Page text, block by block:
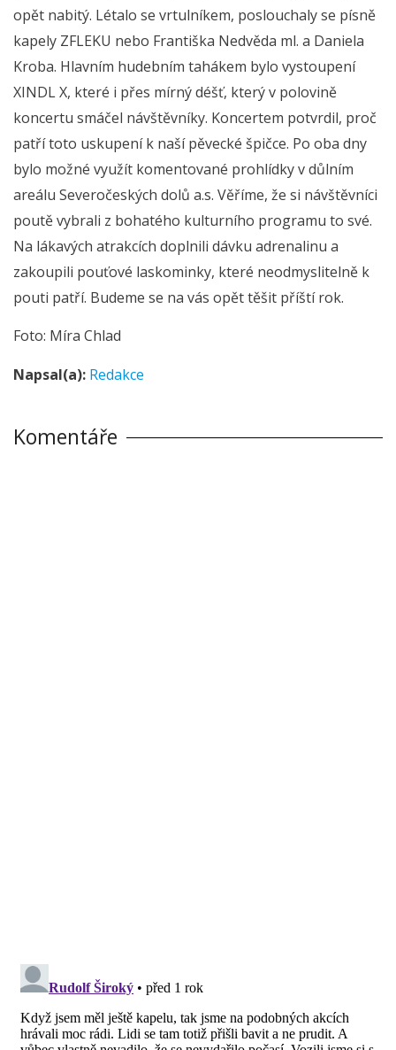
opět nabitý. Létalo se vrtulníkem, poslouchaly se písně
kapely ZFLEKU nebo Františka Nedvěda ml. a Daniela
Kroba. Hlavním hudebním tahákem bylo vystoupení
XINDL X, které i přes mírný déšť, který v polovině
koncertu smáčel návštěvníky. Koncertem potvrdil, proč
patří toto uskupení k naší pěvecké špičce. Po oba dny
bylo možné využít komentované prohlídky v důlním
areálu Severočeských dolů a.s. Věříme, že si návštěvníci
poutě vybrali z bohatého kulturního programu to své.
Na lákavých atrakcích doplnili dávku adrenalinu a
zakoupili pouťové laskominky, které neodmyslitelně k
pouti patří. Budeme se na vás opět těšit příští rok.
Foto: Míra Chlad
Napsal(a): Redakce
Komentáře